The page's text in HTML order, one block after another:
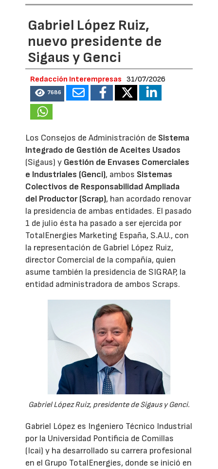
Gabriel López Ruiz,
nuevo presidente de
Sigaus y Genci
Redacción Interempresas 31/07/2026
7686
Los Consejos de Administración de Sistema
Integrado de Gestión de Aceites Usados
(Sigaus) y Gestión de Envases Comerciales
e Industriales (Genci), ambos Sistemas
Colectivos de Responsabilidad Ampliada
del Productor (Scrap), han acordado renovar
la presidencia de ambas entidades. El pasado
1 de julio ésta ha pasado a ser ejercida por
TotalEnergies Marketing España, S.A.U., con
la representación de Gabriel López Ruiz,
director Comercial de la compañía, quien
asume también la presidencia de SIGRAP, la
entidad administradora de ambos Scraps.
Gabriel López Ruiz, presidente de Sigaus y Genci.
Gabriel López es Ingeniero Técnico Industrial
por la Universidad Pontificia de Comillas
(Icai) y ha desarrollado su carrera profesional
en el Grupo TotalEnergies, donde se inició en